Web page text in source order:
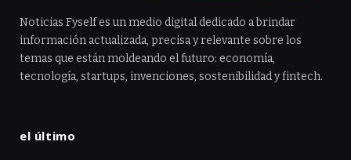
Noticias Fyself es un medio digital dedicado a brindar
información actualizada, precisa y relevante sobre los
temas que están moldeando el futuro: economía,
tecnología, startups, invenciones, sostenibilidad y fintech.
el último